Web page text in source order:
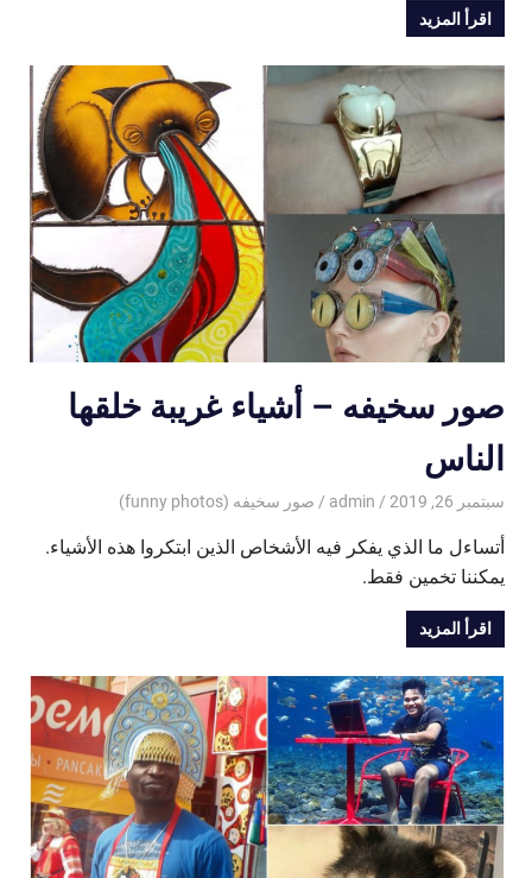
اقرأ المزيد
صور سخيفه – أشياء غريبة خلقها
الناس
سبتمبر 26, 2019 admin صور سخيفه (funny photos)
أتساءل ما الذي يفكر فيه الأشخاص الذين ابتكروا هذه الأشياء.
يمكننا تخمين فقط.
اقرأ المزيد